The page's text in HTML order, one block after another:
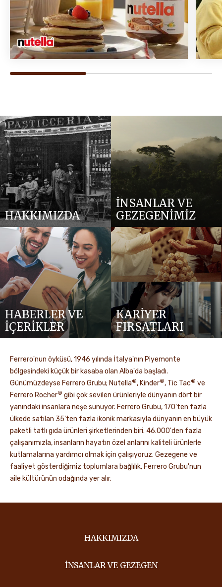
HAKKIMIZDA
İNSANLAR VE
GEZEGENİMİZ
HABERLER VE
İÇERİKLER
KARİYER
FIRSATLARI
Ferrero'nun öyküsü, 1946 yılında İtalya'nın Piyemonte
bölgesindeki küçük bir kasaba olan Alba'da başladı.
Günümüzdeyse Ferrero Grubu; Nutella®, Kinder®, Tic Tac® ve
Ferrero Rocher® gibi çok sevilen ürünleriyle dünyanın dört bir
yanındaki insanlara neşe sunuyor. Ferrero Grubu, 170'ten fazla
ülkede satılan 35'ten fazla ikonik markasıyla dünyanın en büyük
paketli tatlı gıda ürünleri şirketlerinden biri. 46.000'den fazla
çalışanımızla, insanların hayatın özel anlarını kaliteli ürünlerle
kutlamalarına yardımcı olmak için çalışıyoruz. Gezegene ve
faaliyet gösterdiğimiz toplumlara bağlılık, Ferrero Grubu'nun
aile kültürünün odağında yer alır.
HAKKIMIZDA
İNSANLAR VE GEZEGEN